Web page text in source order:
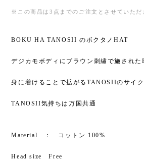
※この商品は3点までのご注文とさせていただ
BOKU HA TANOSII のボクタノHAT
デジカモボディにブラウン刺繍で施され
身に着けることで拡がるTANOSIIのサイ
TANOSII気持ちは万国共通
Material ： コットン 100%
Head size Free